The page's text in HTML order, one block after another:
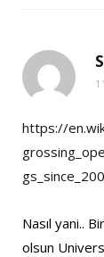
https://
Nasıl yani..
olsun